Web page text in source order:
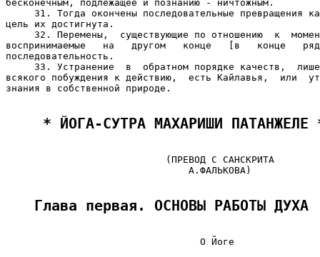
бесконечным, подлежащее и познанию - ничтожным.
31. Тогда окончены последовательные превращения
цель их достигнута.
32. Перемены,  существующие по отношению  к
воспринимаемые   на   другом   конце   [в   конце
последовательность.
33. Устранение  в  обратном порядке качеств,
всякого побуждения к действию,  есть Кайлавья,  или
знания в собственной природе.
* ЙОГА-СУТРА МАХАРИШИ
                            (ПРЕВОД С САНСКРИТА
                                А.ФАЛЬКОВА)
Глава первая. ОСНОВЫ РАБОТЫ ДУХА
                                  О Йоге